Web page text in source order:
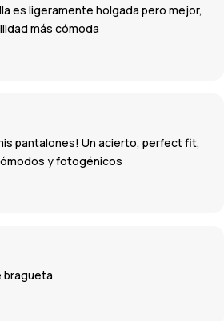
es ligeramente holgada pero mejor,
más cómoda
pantalones! Un acierto, perfect fit,
y fotogénicos
bragueta